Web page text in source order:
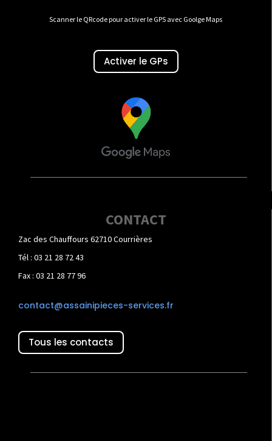
Scanner le QRcode pour activer le GPS avec Goolge Maps
Activer le GPs
CONTACT
Zac des Chauffours 62710 Courrières
Tél : 03 21 28 72 43
Fax : 03 21 28 77 96
contact@assainipieces-services.fr
Tous les contacts